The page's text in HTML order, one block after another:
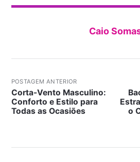
Caio
POSTAGEM ANTERIOR
Corta-Vento Masculino:
Conforto e Estilo para
Todas as Ocasiões
o